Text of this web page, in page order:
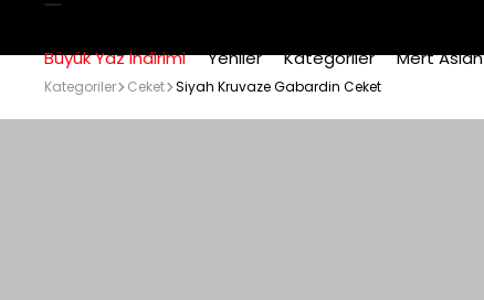
Büyük Yaz İndirimi Yeniler Kategoriler Mert Aslan
Kategoriler Ceket Siyah Kruvaze Gabardin Ceket